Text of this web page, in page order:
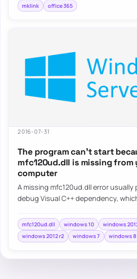
mklink
office 365
2016-07-31
The program can’t start
mfc120ud.dll is missing from
computer
A missing mfc120ud.dll error
debug Visual C++ dependency,
mfc120ud.dll windows 10
windows
windows 2012 r2
windows 7 windows 8